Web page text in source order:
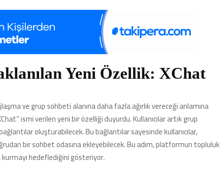
Yeni Özellik: XChat
ve grup sohbeti alanına daha fazla ağırlık vereceği anlamına
ismi verilen yeni bir özelliği duyurdu. Kullanıcılar artık grup
oluşturabilecek. Bu bağlantılar sayesinde kullanıcılar,
bir sohbet odasına ekleyebilecek. Bu adım, platformun topluluk
hedeflediğini gösteriyor.